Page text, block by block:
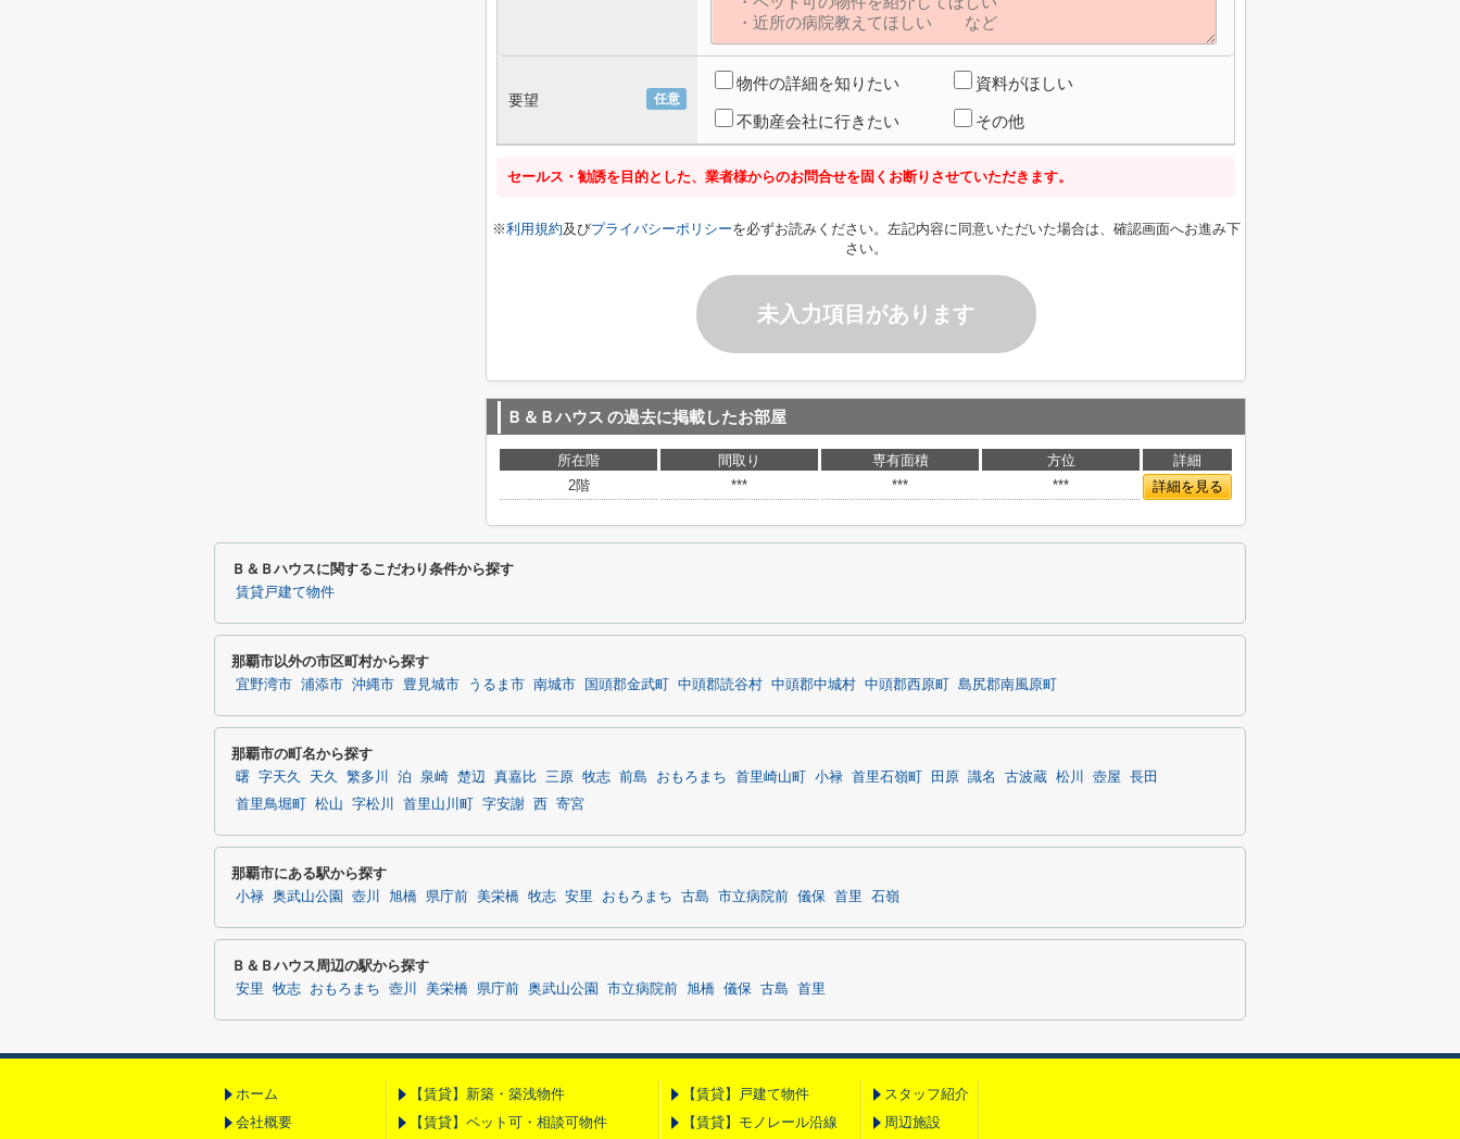
任意
要望
物件の詳細を知りたい 資料がほしい
不動産会社に行きたい その他
セールス・勧誘を目的とした、業者様からのお問合せを固くお断りさせていただきます。
※利用規約及びプライバシーポリシーを必ずお読みください。左記内容に同意いただいた場合は、確認画面へお進み下
さい。
未入力項目があります
Ｂ＆Ｂハウス の過去に掲載したお部屋
所在階 間取り 専有面積 方位
詳細
2階
*** *** *** 詳細を見る
Ｂ＆Ｂハウスに関するこだわり条件から探す
賃貸戸建て物件
那覇市以外の市区町村から探す
宜野湾市 浦添市 沖縄市 豊見城市 うるま市 南城市 国頭郡金武町 中頭郡読谷村 中頭郡中城村 中頭郡西原町 島尻郡南風原町
那覇市の町名から探す
曙 字天久 天久 繁多川 泊 泉崎 楚辺 真嘉比 三原 牧志 前島 おもろまち 首里崎山町 小禄 首里石嶺町 田原 識名 古波蔵 松川 壺屋
長田
首里鳥堀町
松山 字松川 首里山川町 字安謝 西 寄宮
那覇市にある駅から探す
小禄 奥武山公園 壺川 旭橋 県庁前 美栄橋 牧志 安里 おもろまち 古島 市立病院前 儀保 首里 石嶺
Ｂ＆Ｂハウス周辺の駅から探す
安里 牧志 おもろまち 壺川 美栄橋 県庁前 奥武山公園 市立病院前 旭橋 儀保 古島 首里
ホーム
会社概要
【賃貸】新築・築浅物件
【賃貸】ペット可・相談可物件
【賃貸】戸建て物件
【賃貸】モノレール沿線
スタッフ紹介
周辺施設